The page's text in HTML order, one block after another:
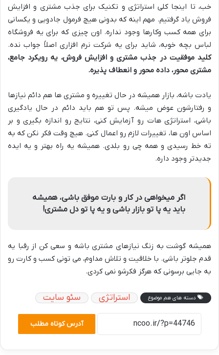
خب، تا اینجا کلی استراتژی و تکنیک برای جذب مشتری و افزایش
فروش یاد گرفتیم. مهم اینه که بدونی هیچ فرمول جادویی و یکسانی
برای همه کسب وکارها وجود نداره. اون چیزی که برای یه فروشگاه
لباس بچه خوبه، شاید برای یه شرکت نرم افزاری اصلاً جواب نده.
کلید موفقیت در جذب مشتری و افزایش فروش، یه رویکرد جامع،
مشتری محور، داده محور و انعطاف پذیره.
یادت باشه، بازار همیشه در حال تغییره و مشتری ها هم دائم نیازها
و رفتارشون عوض میشه. پس تو هم باید دائم در حال یادگیری
باشی، استراتژی هات رو آزمایش کنی، نتایج رو اندازه بگیری و بر
اساس اون ها، تغییرات لازم رو اعمال کنی. هیچ وقت فکر نکن که به
ته خط رسیدی و همه چی رو بلدی. همیشه یه راه بهتر و یه ایده
جدیدتر وجود داره.
اگر میخواهی در کار و بارت موفق باشی، همیشه
باید یه پا تو بازار باشی و یه پا تو دل مشتری!
همیشه گوشت به زنگ نیازهای مشتری باشه و سعی کن از رقبا یه
قدم جلوتر باشی. با خلاقیت و تلاش مداوم، می تونی کسب و کارت رو
به جایی برسونی که هرگز فکرشو نمی کردی.
دسته های هم موضوع استراتژی سئو سایت
آدرس کوتاه مطلب